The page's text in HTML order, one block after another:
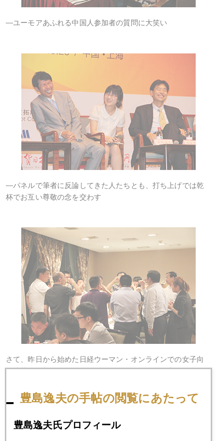
―ユーモアあふれる中国人参加者の質問に大笑い
―パネルで筆者に反論してきた人たちとも、打ち上げでは乾
杯でお互い尊敬の念を交わす
さて、昨日から始めた日経ウーマン・オンラインでの女子向
け連載。今朝は全体アクセスランキングで３位に来たりし
http://wol.nikkeibp.co.jp/skillup/money.html
子のための貯"金"講座）。
豊島逸夫の手帖の閲覧にあたって
豊島逸夫氏プロフィール